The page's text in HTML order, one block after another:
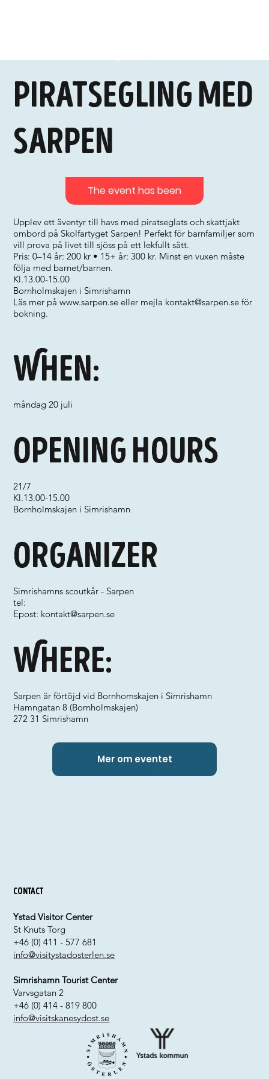
Piratsegling med
Sarpen
Upplev ett äventyr till havs med piratseglats och skattjakt
ombord på Skolfartyget Sarpen! Perfekt för barnfamiljer som
vill prova på livet till sjöss på ett lekfullt sätt.
Pris: 0–14 år: 200 kr • 15+ år: 300 kr. Minst en vuxen måste
följa med barnet/barnen.
Kl.13.00-15.00
Bornholmskajen i Simrishamn
Läs mer påwww.sarpen.se eller mejla kontakt@sarpen.se för
bokning.
When:
måndag 20 juli
Where:
Organizer
Simrishamns scoutkår - Sarpen
tel:
Epost: kontakt@sarpen.se
Sarpen är förtöjd vid Bornhomskajen i Simrishamn
Hamngatan 8 (Bornholmskajen)
272 31 Simrishamn
Opening hours
21/7
Kl.13.00-15.00
Bornholmskajen i Simrishamn
Mer om eventet
The event has been
Contact
Ystad Visitor Center
St Knuts Torg
+46 (0) 411 - 577 681
info@visitystadosterlen.se
Simrishamn Tourist Center
Varvsgatan 2
+46 (0) 414 - 819 800
info@visitskanesydost.se